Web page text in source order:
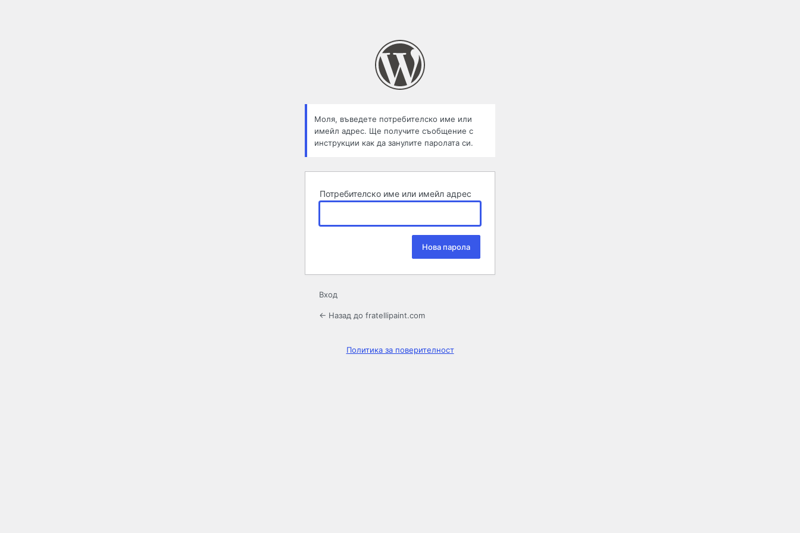
Моля, въведете потребителско име или
имейл адрес. Ще получите съобщение с
инструкции как да занулите паролата си.
Потребителско име или имейл адрес
Вход
← Назад до fratellipaint.com
Политика за поверителност